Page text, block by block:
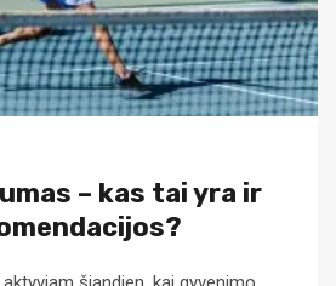
– kas tai yra ir